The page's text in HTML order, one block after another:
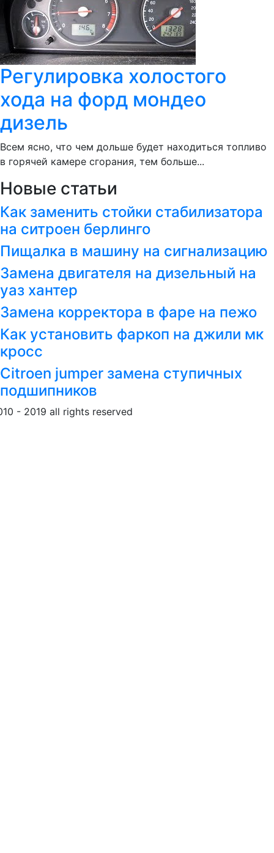
Регулировка холостого
хода на форд мондео
дизель
Всем ясно, что чем дольше будет находиться топливо
в горячей камере сгорания, тем больше...
Новые статьи
Как заменить стойки стабилизатора
на ситроен берлинго
Пищалка в машину на сигнализацию
Замена двигателя на дизельный на
уаз хантер
Замена корректора в фаре на пежо
Как установить фаркоп на джили мк
кросс
Citroen jumper замена ступичных
подшипников
- 2019 all rights reserved